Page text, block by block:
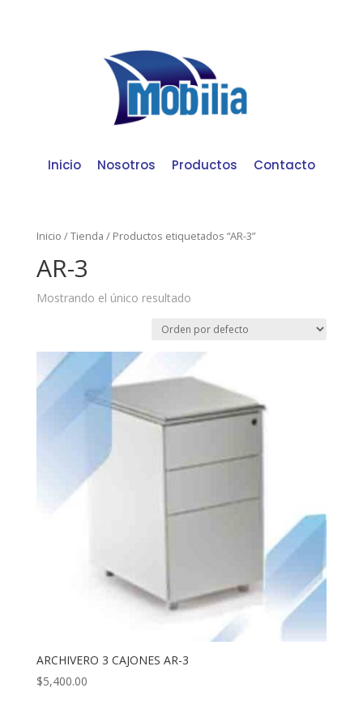
Inicio Nosotros Productos Contacto
Inicio /Tienda / Productos etiquetados “AR-3”
AR-3
Mostrando el único resultado
ARCHIVERO 3 CAJONES AR-3
$5,400.00